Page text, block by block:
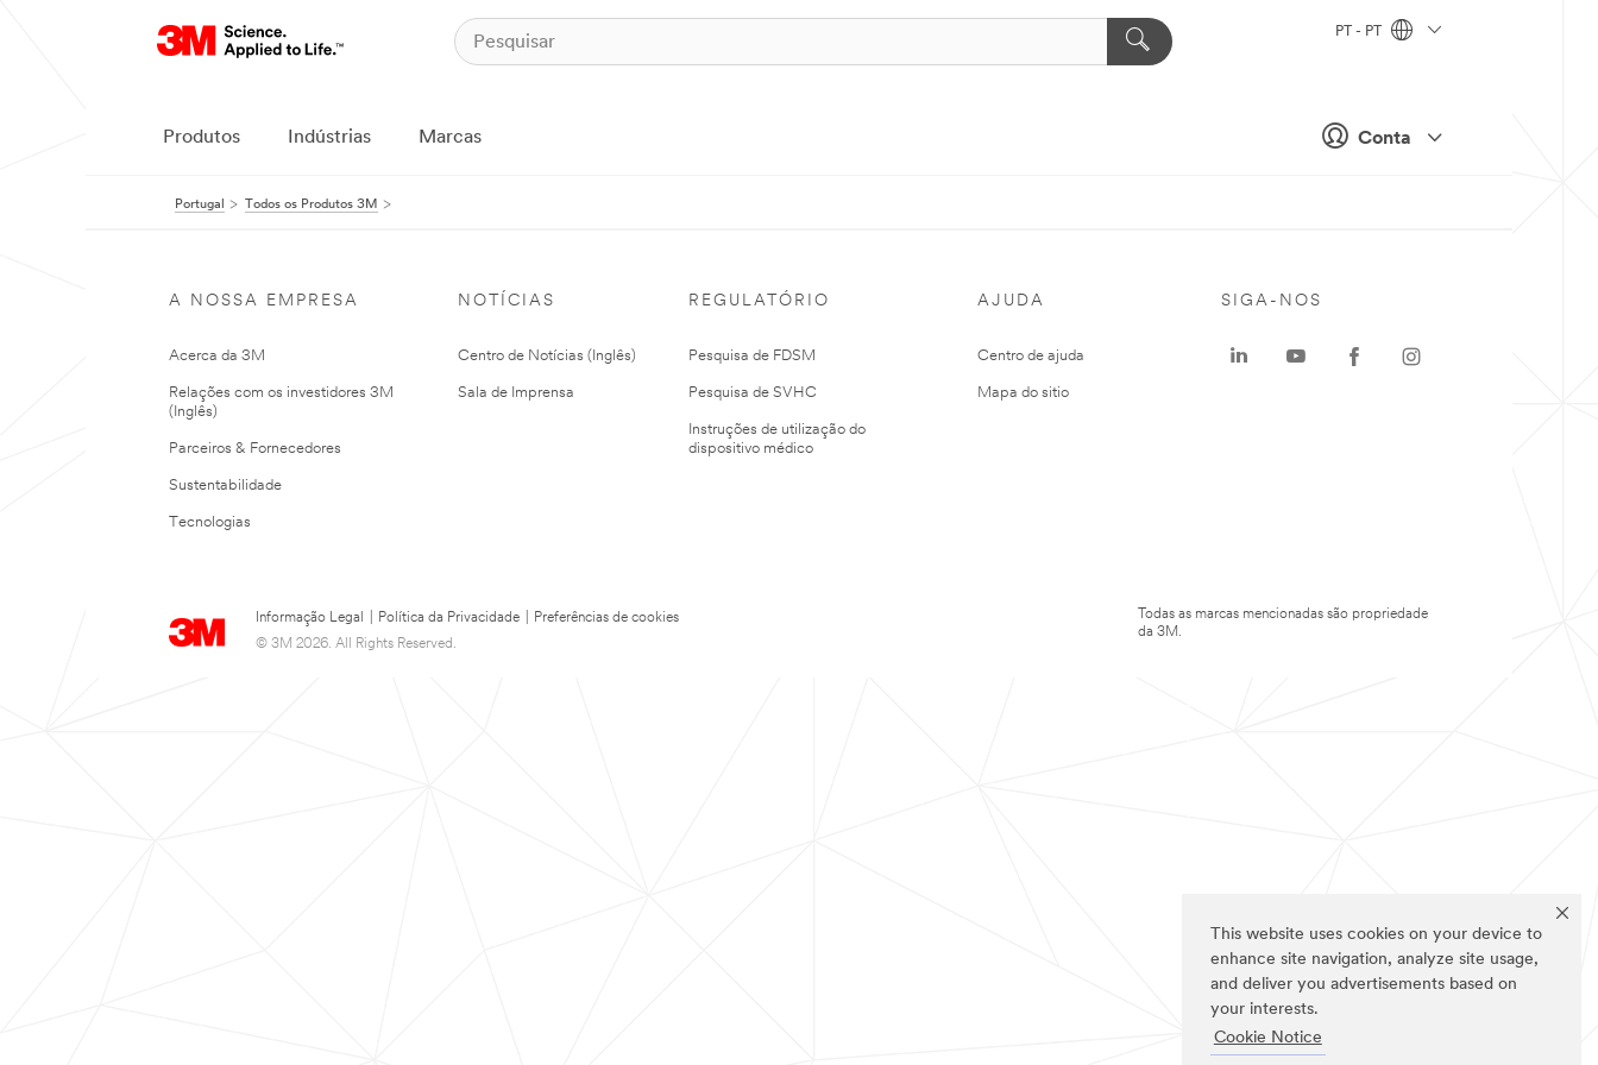
This website uses cookies on your device to
enhance site navigation, analyze site usage,
and deliver you advertisements based on
your interests.
Cookie Notice
Conta
PT - PT
Produtos Indústrias Marcas
Portugal Todos os Produtos 3M
A NOSSA EMPRESA
Acerca da 3M
Relações com os investidores 3M
(Inglês)
Parceiros & Fornecedores
Sustentabilidade
Tecnologias
NOTÍCIAS
Centro de Notícias (Inglês)
Sala de Imprensa
REGULATÓRIO
Pesquisa de FDSM
Pesquisa de SVHC
Instruções de utilização do
dispositivo médico
AJUDA
Centro de ajuda
Mapa do sitio
Informação Legal Política da Privacidade
Preferências de cookies
© 3M 2026. All Rights Reserved.
SIGA-NOS
Todas as marcas mencionadas são propriedade
da 3M.